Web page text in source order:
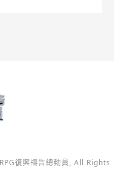
復興禱告總動員, All Rights